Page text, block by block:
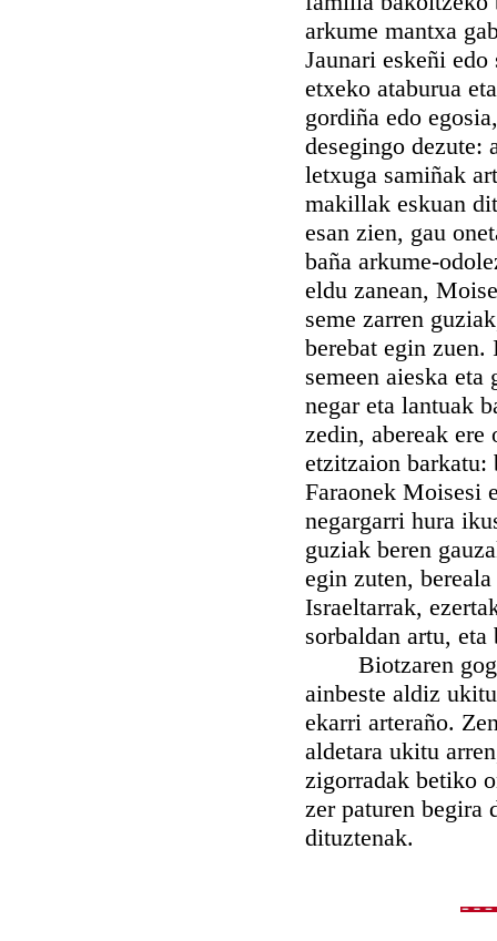
arkume mantxa
Jaunari eskeñi
etxeko ataburua
gordiña edo
desegingo dezute:
letxuga samiñak
makillak eskuan
esan zien, gau
baña arkume-
eldu zanean,
seme zarren
berebat egin
semeen aieska
negar eta lantuak
zedin, abereak
etzitzaion barkatu:
Faraonek Moisesi
negargarri hura
guziak beren
egin zuten,
Israeltarrak,
sorbaldan artu,
Biotzaren
ainbeste aldiz
ekarri arteraño.
aldetara ukitu
zigorradak betiko
zer paturen begira
dituztenak.